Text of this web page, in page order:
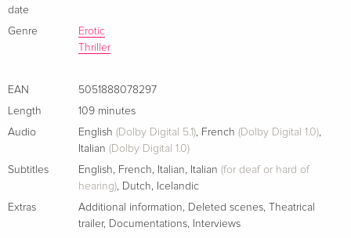
date
Genre
Erotic
Thriller
EAN
5051888078297
Length
109 minutes
Audio
English (Dolby Digital 5.1), French (Dolby Digital 1.0),
Italian (Dolby Digital 1.0)
Subtitles
English, French, Italian, Italian (for deaf or hard of
hearing), Dutch, Icelandic
Extras
Additional information, Deleted scenes,
Theatrical
trailer, Documentations, Interviews